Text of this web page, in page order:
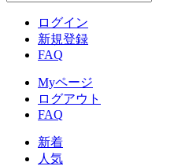
ログイン
新規登録
FAQ
Myページ
ログアウト
FAQ
新着
人気